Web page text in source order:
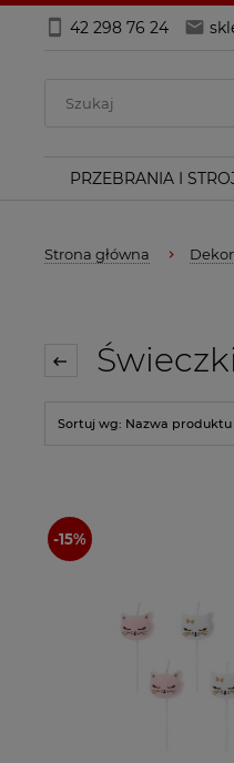
42 298 76 24
PRZEBRANIA I
Strona główna
Sortuj wg: Nazwa produktu